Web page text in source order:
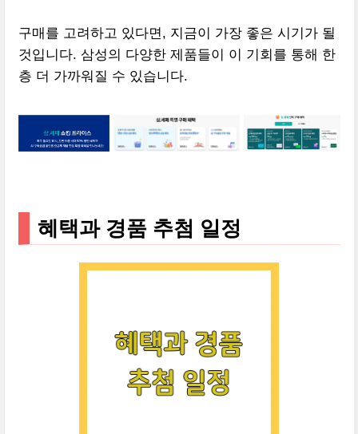
구매를 고려하고 있다면, 지금이 가장 좋은 시기가 될
것입니다. 삼성의 다양한 제품들이 이 기회를 통해 한
층 더 가까워질 수 있습니다.
혜택과 경품 추첨 일정